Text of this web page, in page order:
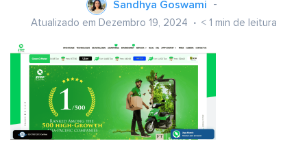
Sandhya Goswami
Atualizado em Dezembro 19, 2024 < 1 min de leitura